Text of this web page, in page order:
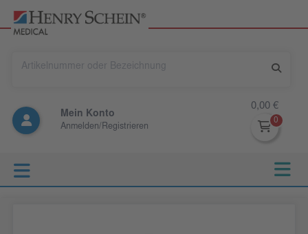
Mein Konto
Anmelden/Registrieren
0,00 €